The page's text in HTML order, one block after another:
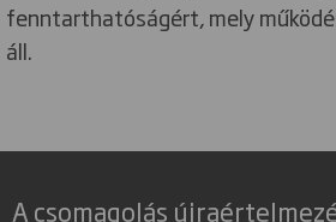
fenntarthatóságért, mely
áll.
A csomagolás